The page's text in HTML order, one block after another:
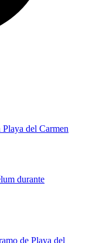
del Carmen
durante
de Playa del